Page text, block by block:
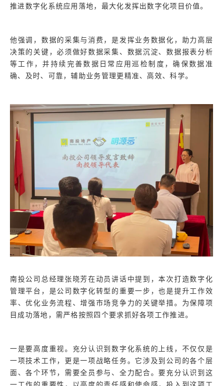
推进数字化系统应用落地，最大化发挥出数字化项目价值。
他强调，数据的采集与消费，是发挥业务数据化，助力高层
决策的关键，必须做好数据采集、数据沉淀、数据报表分析
等工作，并持续完善数据日常应用巡检制度，确保数据准
确、及时、可靠，辅助业务管理更精准、高效、科学。
南投公司总经理张晓芳在动员讲话中提到，本次打造数字化
管理平台，是公司数字化转型的重要一步，也是提升工作效
率、优化业务流程、增强市场竞争力的关键举措。为保障项
目成功落地，需严格按照四个要求抓好各项工作推进。
一是要高度重视。充分认识到数字化系统的上线，不仅仅是
一项技术工作，更是一项战略任务。它涉及到公司的各个层
面、各个环节，需要全员参与、全力配合。要充分认识到这